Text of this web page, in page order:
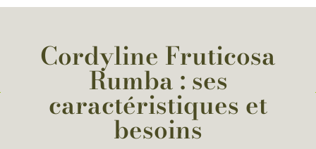
Cordyline Fruticosa
Rumba : ses
caractéristiques et
besoins